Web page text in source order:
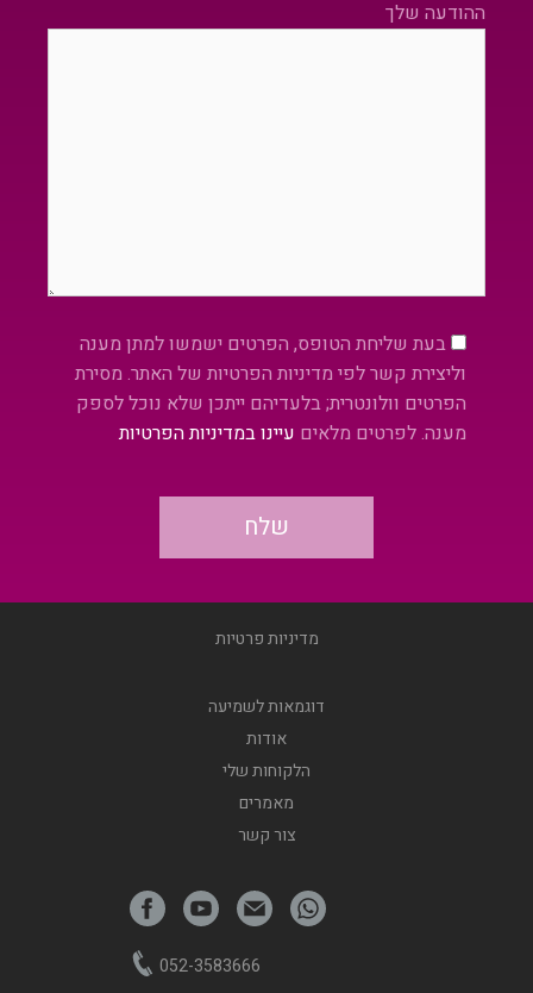
ההודעה שלך
Please leave this field empty.
בעת שליחת הטופס, הפרטים ישמשו למתן מענה
וליצירת קשר לפי מדיניות הפרטיות של האתר. מסירת
הפרטים וולונטרית; בלעדיהם ייתכן שלא נוכל לספק
מענה. לפרטים מלאים עיינו במדיניות הפרטיות
מדיניות פרטיות
דוגמאות לשמיעה
אודות
הלקוחות שלי
מאמרים
צור קשר
052-3583666